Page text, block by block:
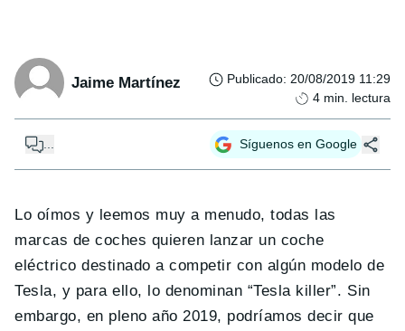
Jaime Martínez Publicado: 20/08/2019 11:29
4 min. lectura
... Síguenos en Google
Lo oímos y leemos muy a menudo, todas las
marcas de coches quieren lanzar un coche
eléctrico destinado a competir con algún modelo de
Tesla, y para ello, lo denominan “Tesla killer”. Sin
embargo, en pleno año 2019, podríamos decir que